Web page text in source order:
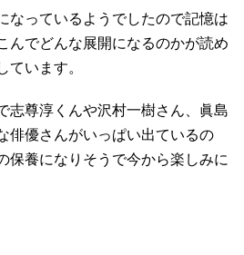
なっているようでしたので記憶は
んでどんな展開になるのかが読め
ています。
志尊淳くんや沢村一樹さん、眞島
俳優さんがいっぱい出ているの
保養になりそうで今から楽しみに